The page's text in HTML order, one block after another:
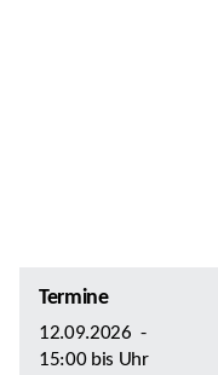
Termine
12.09.2026 -
15:00bis Uhr